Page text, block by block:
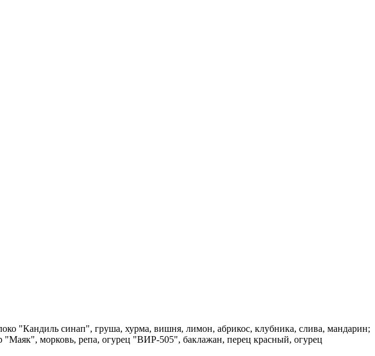
"Кандиль синап", груша, хурма, вишня, лимон, абрикос, клубника, слива, мандарин;
морковь, репа, огурец "ВИР-505", баклажан, перец красный, огурец